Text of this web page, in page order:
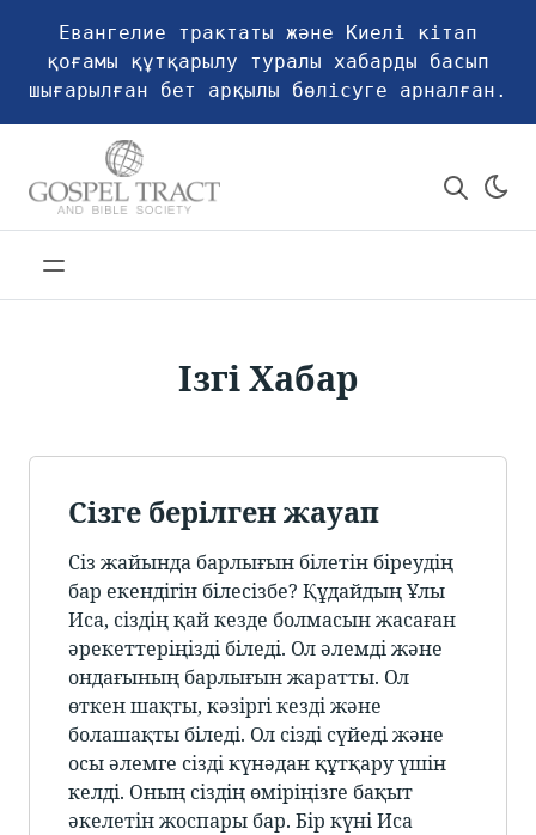
Евангелие трактаты және Киелі кітап
қоғамы құтқарылу туралы хабарды басып
шығарылған бет арқылы бөлісуге арналған.
Ізгі Хабар
Сізге берілген жауап
Сіз жайында барлығын білетін біреудің
бар екендігін білесізбе? Құдайдың Ұлы
Иса, сіздің қай кезде болмасын жасаған
әрекеттеріңізді біледі. Ол әлемді және
ондағының барлығын жаратты. Ол
өткен шақты, кәзіргі кезді және
болашақты біледі. Ол сізді сүйеді және
осы әлемге сізді күнәдан құтқару үшін
келді. Оның сіздің өміріңізге бақыт
әкелетін жоспары бар. Бір күні Иса